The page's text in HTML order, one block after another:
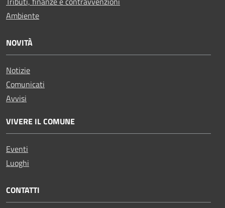
Ambiente
NOVITÀ
Notizie
Comunicati
Avvisi
VIVERE IL COMUNE
Eventi
Luoghi
CONTATTI